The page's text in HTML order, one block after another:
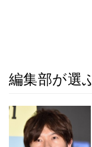
編集部が選